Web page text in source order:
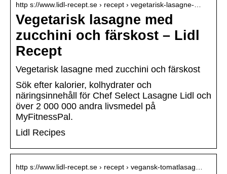
http s://www.lidl-recept.se › recept › vegetarisk-lasagne-…
Vegetarisk lasagne med
zucchini och färskost – Lidl
Recept
Vegetarisk lasagne med zucchini och färskost
Sök efter kalorier, kolhydrater och
näringsinnehåll för Chef Select Lasagne Lidl och
över 2 000 000 andra livsmedel på
MyFitnessPal.
Lidl Recipes
http s://www.lidl-recept.se › recept › vegansk-tomatlasag…